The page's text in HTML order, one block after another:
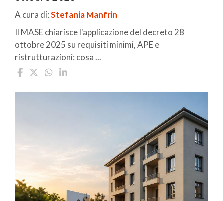
A cura di:Stefania Manfrin
Il MASE chiarisce l'applicazione del decreto 28
ottobre 2025 su requisiti minimi, APE e
ristrutturazioni: cosa ...